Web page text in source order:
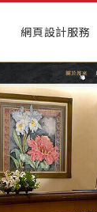
網頁設計服務